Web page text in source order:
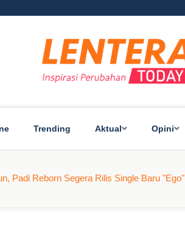
Trending Aktual Opini
Padi Reborn Segera Rilis Single Baru "Ego"